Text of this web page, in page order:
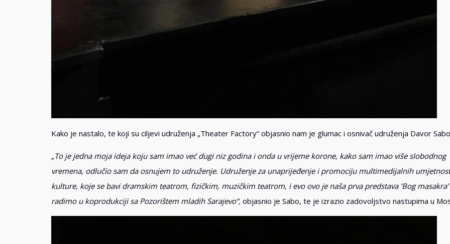
Kako je nastalo, te koji su ciljevi udruženja „Theater Factory“ objasnio nam je glumac i osnivač udruženja Davor
„To je jedna moja ideja koju sam imao već dugi niz godina i onda u vrijeme korone, kako sam imao više slobodnog
vremena, odlučio sam da osnujem to udruženje. Udruženje za unaprijeđenje i promociju multimedijalnih
kulture, koje se bavi dramskim teatrom, fizičkim, muzičkim teatrom, i evo ovo je naša prva predstava ‘Bog
radimo u koprodukciji sa Pozorištem mladih Sarajevo“, objasnio je Sabo, te je izrazio zadovoljstvo nastupima u